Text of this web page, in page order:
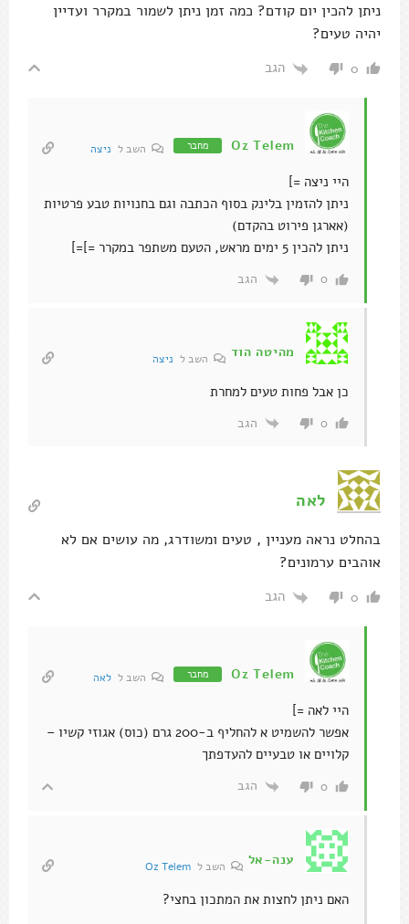
ניתן להכין יום קודם? כמה זמן ניתן לשמור במקרר ועדיין
יהיה טעים?
0 הגב
Oz Telem מחבר השב ל ניצה
היי ניצה =]
ניתן להזמין בלינק בסוף הכתבה וגם בחנויות טבע פרטיות
(אארגן פירוט בהקדם)
ניתן להכין 5 ימים מראש, הטעם משתפר במקרר =]=]
0 הגב
מהיטה הוד השב ל ניצה
כן אבל פחות טעים למחרת
0 הגב
לאה
בהחלט נראה מעניין , טעים ומשודרג, מה עושים אם לא
אוהבים ערמונים?
0 הגב
Oz Telem מחבר השב ל לאה
היי לאה =]
אפשר להשמיט א להחליף ב-200 גרם (כוס) אגוזי קשיו –
קלויים או טבעיים להעדפתך
0 הגב
ענה-אל השב לOz Telem
האם ניתן לחצות את המתכון בחצי?